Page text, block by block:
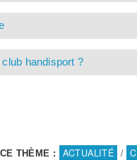
handisport ?
THÈME : ACTUALITÉ /